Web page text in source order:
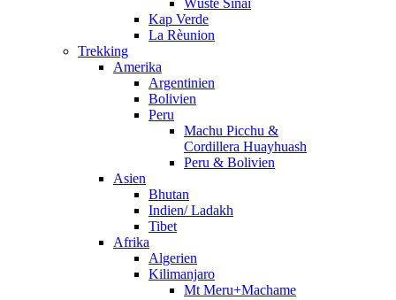
Wüste Sinai
Kap Verde
La Rèunion
Trekking
Amerika
Argentinien
Bolivien
Peru
Machu Picchu &
Cordillera Huayhuash
Peru & Bolivien
Asien
Bhutan
Indien/ Ladakh
Tibet
Afrika
Algerien
Kilimanjaro
Mt Meru+Machame